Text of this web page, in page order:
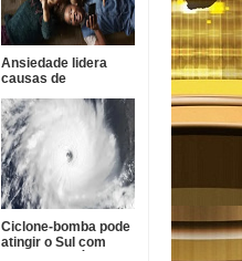
Ansiedade lidera
causas de
jovens no Brasil
Ciclone-bomba pode
atingir o Sul com